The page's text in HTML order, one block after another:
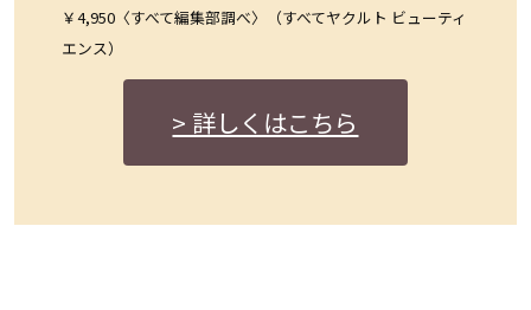
￥4,950〈すべて編集部調べ〉（すべてヤクルト ビューティ
エンス）
> 詳しくはこちら